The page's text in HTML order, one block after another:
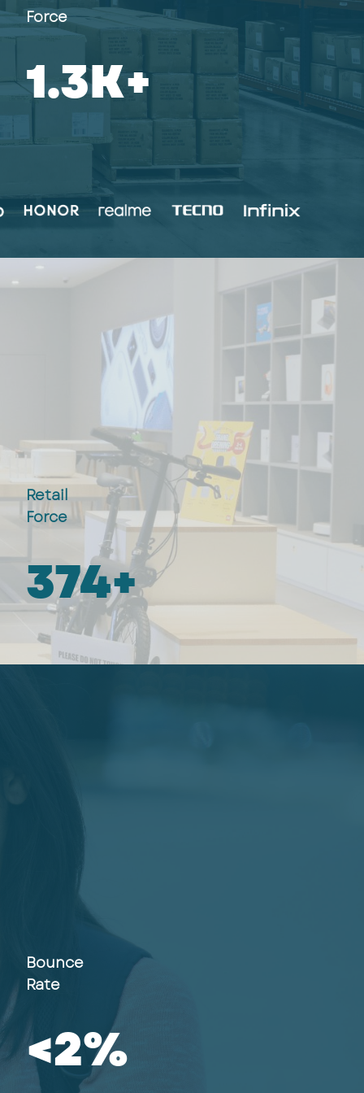
Force
1.5K+
Retail
Force
450+
Bounce
Rate
<3%